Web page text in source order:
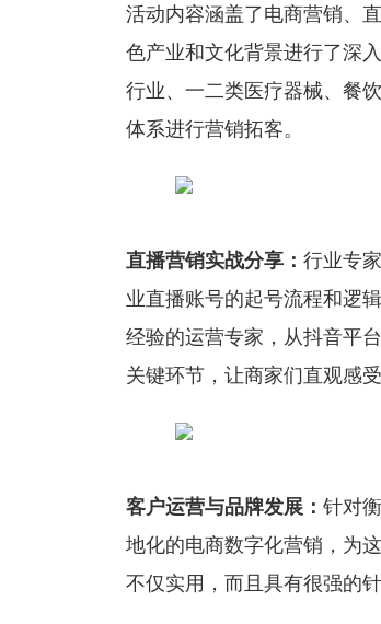
活动内容涵盖了电商营销、
色产业和文化背景进行了深
行业、一二类医疗器械、餐
体系进行营销拓客。
直播营销实战分享： 行业专
业直播账号的起号流程和逻
经验的运营专家，从抖音平
关键环节，让商家们直观感
客户运营与品牌发展： 针对
地化的电商数字化营销，为
不仅实用，而且具有很强的